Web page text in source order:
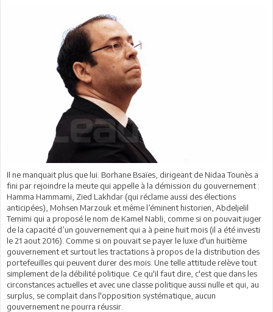
Il ne manquait plus que lui. Borhane Bsaïes, dirigeant de Nidaa Tounès a
fini par rejoindre la meute qui appelle à la démission du gouvernement :
Hamma Hammami, Zied Lakhdar (qui réclame aussi des élections
anticipées), Mohsen Marzouk et même l’éminent historien, Abdeljelil
Temimi qui a proposé le nom de Kamel Nabli, comme si on pouvait juger
de la capacité d’un gouvernement qui a à peine huit mois (il a été investi
le 21 aout 2016). Comme si on pouvait se payer le luxe d'un huitième
gouvernement et surtout les tractations à propos de la distribution des
portefeuilles qui peuvent durer des mois. Une telle attitude relève tout
simplement de la débilité politique. Ce qu'il faut dire, c'est que dans les
circonstances actuelles et avec une classe politique aussi nulle et qui, au
surplus, se complait dans l'opposition systématique, aucun
gouvernement ne pourra réussir.